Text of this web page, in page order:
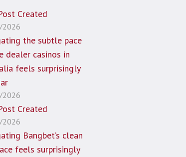
Created
the subtle pace
dealer casinos in
feels surprisingly
Created
Bangbet’s clean
feels surprisingly